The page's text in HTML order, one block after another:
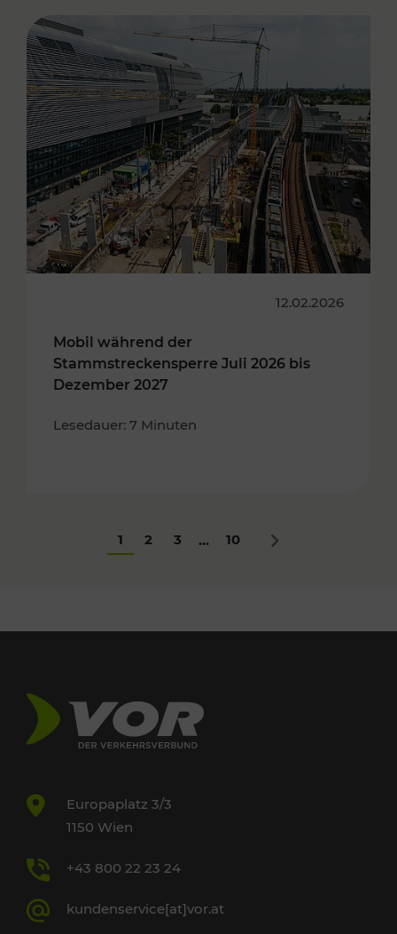
12.02.2026
Mobil während der
Stammstreckensperre Juli 2026 bis
Dezember 2027
Lesedauer: 7 Minuten
1 2 3 ... 10 Nächstes
Europaplatz 3/3
1150 Wien
+43 800 22 23 24
kundenservice[at]vor.at